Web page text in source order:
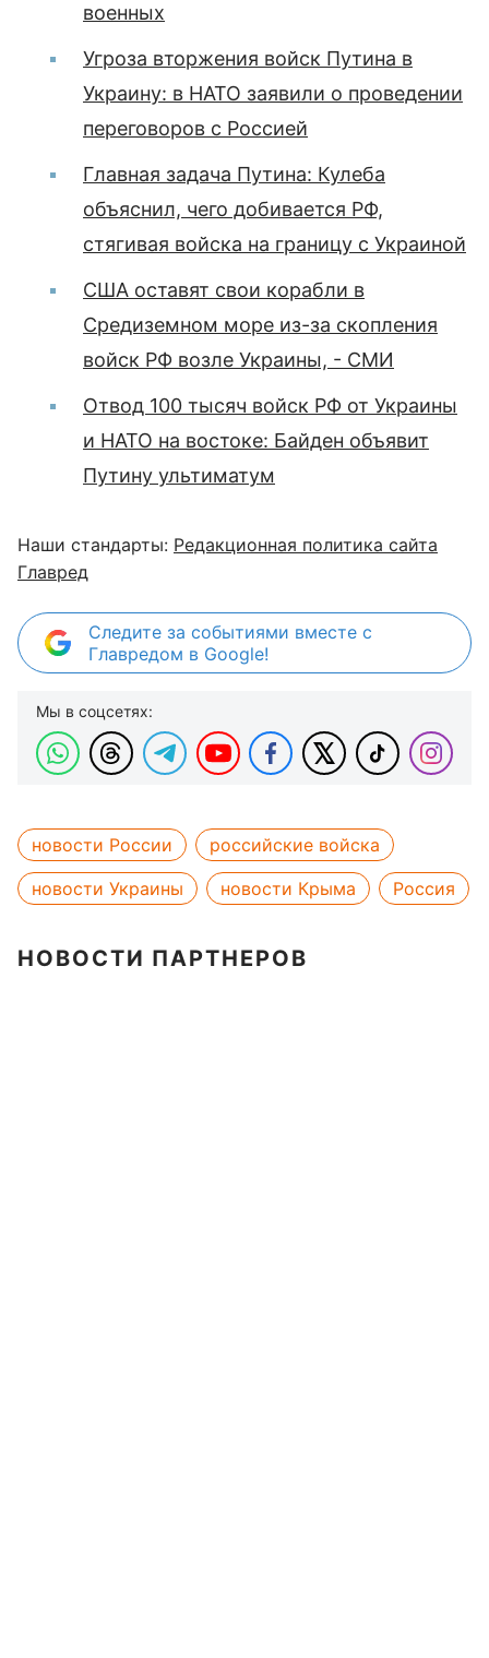
военных
Угроза вторжения войск Путина в
Украину: в НАТО заявили о проведении
переговоров с Россией
Главная задача Путина: Кулеба
объяснил, чего добивается РФ,
стягивая войска на границу с Украиной
США оставят свои корабли в
Средиземном море из-за скопления
войск РФ возле Украины, - СМИ
Отвод 100 тысяч войск РФ от Украины
и НАТО на востоке: Байден объявит
Путину ультиматум
Наши стандарты: Редакционная политика сайта
Главред
Следите за событиями вместе с
Главредом в Google!
Мы в соцсетях:
новости России
российские войска
новости Украины
новости Крыма Россия
НОВОСТИ ПАРТНЕРОВ